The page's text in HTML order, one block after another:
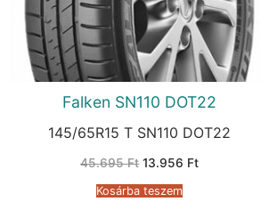
Falken SN110 DOT22
145/65R15 T SN110 DOT22
45.695Ft Original
was:
45.695 Ft.
13.956 FtCurrent
Kosárba teszem